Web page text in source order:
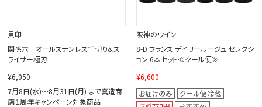
貝印
関孫六 オールステンレス千切り＆ス
ライサー極刃
¥6,050
7月8日(水)～8月31日(月) まで真造商
店１周年キャンペーン対象商品
阪神のワイン
8-D フランス デイリールージュ セレクシ
ョン 6本セット≪クール便≫
¥6,600